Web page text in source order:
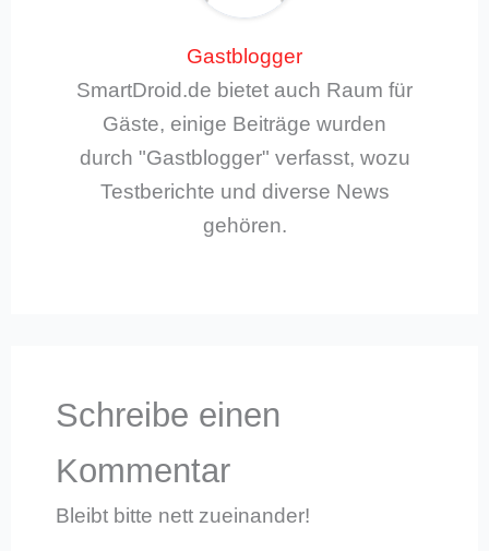
Gastblogger
SmartDroid.de bietet auch Raum für
Gäste, einige Beiträge wurden
durch "Gastblogger" verfasst, wozu
Testberichte und diverse News
gehören.
Schreibe einen
Kommentar
Bleibt bitte nett zueinander!